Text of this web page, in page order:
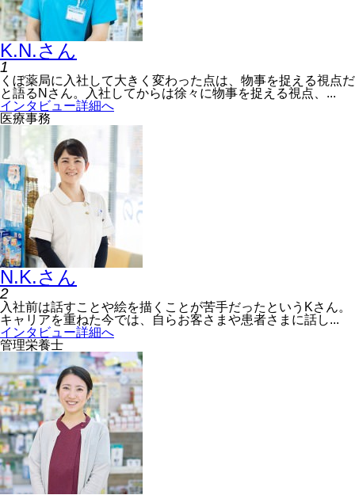
K.N.さん
1
くぼ薬局に入社して大きく変わった点は、物事を捉える視点だ
と語るNさん。入社してからは徐々に物事を捉える視点、...
インタビュー詳細へ
医療事務
N.K.さん
2
入社前は話すことや絵を描くことが苦手だったというKさん。
キャリアを重ねた今では、自らお客さまや患者さまに話し...
インタビュー詳細へ
管理栄養士